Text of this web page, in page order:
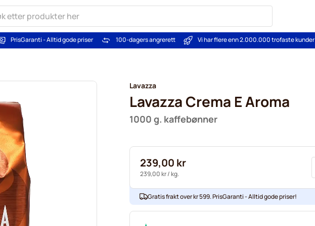
PrisGaranti - Alltid gode priser 100-dagers angrerett Vi har flere enn 2.000.000 trofaste kunder
Lavazza
Lavazza Crema E Aroma
1000 g. kaffebønner
239,00 kr
239,00 kr/ kg.
Gratis frakt over kr 599. PrisGaranti - Alltid gode priser!